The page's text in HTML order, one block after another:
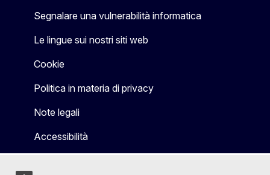
Segnalare una vulnerabilità informatica
Le lingue sui nostri siti web
Cookie
Politica in materia di privacy
Note legali
Accessibilità